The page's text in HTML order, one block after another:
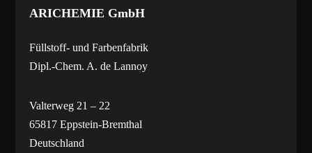
ARICHEMIE GmbH
Füllstoff- und Farbenfabrik
Dipl.-Chem. A. de Lannoy
Valterweg 21 – 22
65817 Eppstein-Bremthal
Deutschland